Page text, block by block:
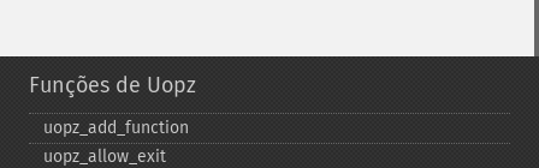
Funções de Uopz
uopz_​add_​function
uopz_​allow_​exit